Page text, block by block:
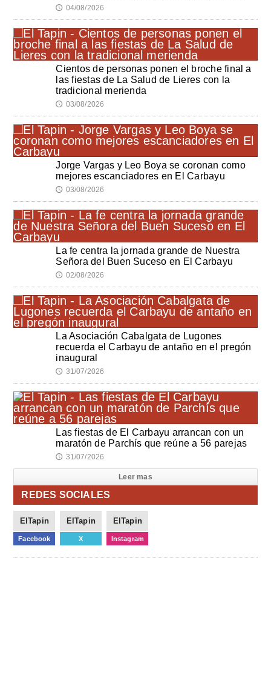
🕔 04/08/2026
Cientos de personas ponen el broche final a
las fiestas de La Salud de Lieres con la
tradicional merienda
🕔 03/08/2026
Jorge Vargas y Leo Boya se coronan como
mejores escanciadores en El Carbayu
🕔 03/08/2026
La fe centra la jornada grande de Nuestra
Señora del Buen Suceso en El Carbayu
🕔 02/08/2026
La Asociación Cabalgata de Lugones
recuerda el Carbayu de antaño en el pregón
inaugural
🕔 31/07/2026
Las fiestas de El Carbayu arrancan con un
maratón de Parchís que reúne a 56 parejas
🕔 31/07/2026
Leer mas
REDES SOCIALES
ElTapin
Facebook
ElTapin
X
ElTapin
Instagram